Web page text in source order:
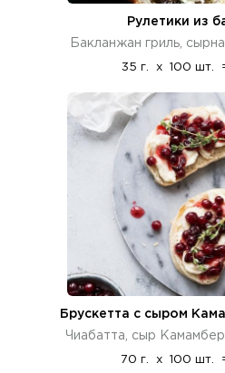
Рулетики из
Бакланжан гриль,
35 г. x 100 шт.
Брускетта с сыром
Чиабатта, сыр
70 г. x 100 шт.